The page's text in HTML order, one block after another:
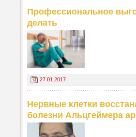
Профессиональное
делать
27.01.2017
Нервные клетки
болезни Альцгеймера